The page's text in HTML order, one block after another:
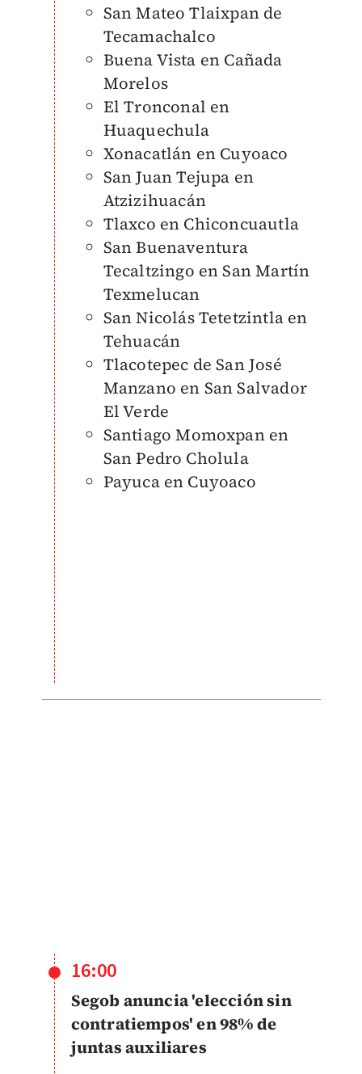
San Mateo Tlaixpan de
Tecamachalco
Buena Vista en Cañada
Morelos
El Tronconal en
Huaquechula
Xonacatlán en Cuyoaco
San Juan Tejupa en
Atzizihuacán
Tlaxco en Chiconcuautla
San Buenaventura
Tecaltzingo en San Martín
Texmelucan
San Nicolás Tetetzintla en
Tehuacán
Tlacotepec de San José
Manzano en San Salvador
El Verde
Santiago Momoxpan en
San Pedro Cholula
Payuca en Cuyoaco
16:00
Segob anuncia 'elección sin
contratiempos' en 98% de
juntas auxiliares